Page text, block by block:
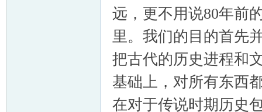
远，更不用说80年前
里。我们的目的首先
把古代的历史进程和
基础上，对所有东西
在对于传说时期历史